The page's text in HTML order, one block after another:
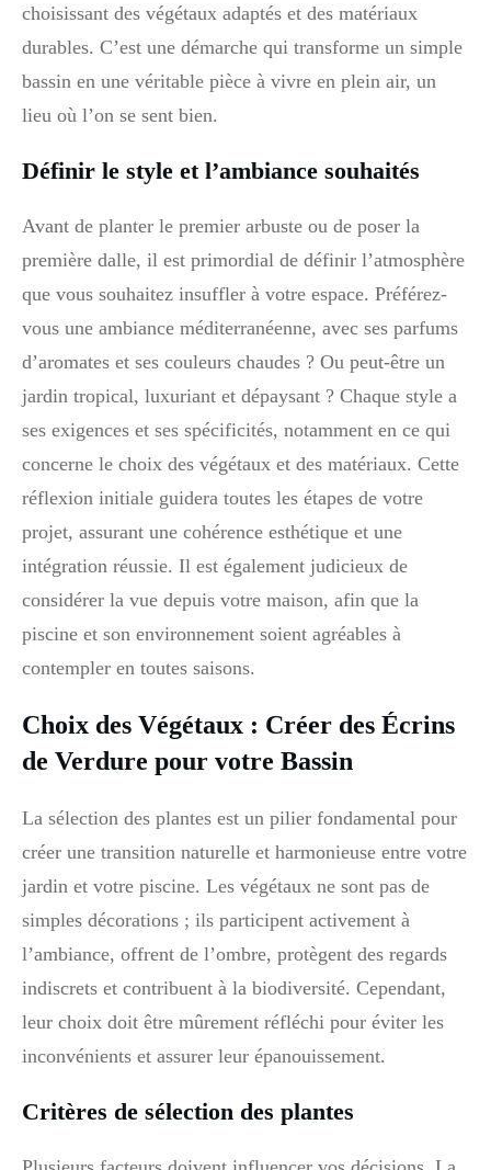
choisissant des végétaux adaptés et des matériaux
durables. C’est une démarche qui transforme un simple
bassin en une véritable pièce à vivre en plein air, un
lieu où l’on se sent bien.
Définir le style et l’ambiance souhaités
Avant de planter le premier arbuste ou de poser la
première dalle, il est primordial de définir l’atmosphère
que vous souhaitez insuffler à votre espace. Préférez-
vous une ambiance méditerranéenne, avec ses parfums
d’aromates et ses couleurs chaudes ? Ou peut-être un
jardin tropical, luxuriant et dépaysant ? Chaque style a
ses exigences et ses spécificités, notamment en ce qui
concerne le choix des végétaux et des matériaux. Cette
réflexion initiale guidera toutes les étapes de votre
projet, assurant une cohérence esthétique et une
intégration réussie. Il est également judicieux de
considérer la vue depuis votre maison, afin que la
piscine et son environnement soient agréables à
contempler en toutes saisons.
Choix des Végétaux : Créer des Écrins
de Verdure pour votre Bassin
La sélection des plantes est un pilier fondamental pour
créer une transition naturelle et harmonieuse entre votre
jardin et votre piscine. Les végétaux ne sont pas de
simples décorations ; ils participent activement à
l’ambiance, offrent de l’ombre, protègent des regards
indiscrets et contribuent à la biodiversité. Cependant,
leur choix doit être mûrement réfléchi pour éviter les
inconvénients et assurer leur épanouissement.
Critères de sélection des plantes